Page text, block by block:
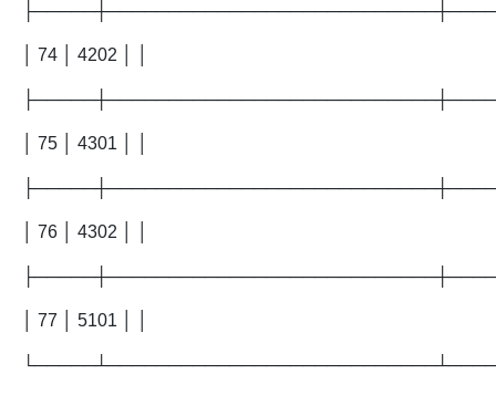
│ 74 │ 4202 │ │
│ 75 │ 4301 │ │
│ 76 │ 4302 │ │
│ 77 │ 5101 │ │